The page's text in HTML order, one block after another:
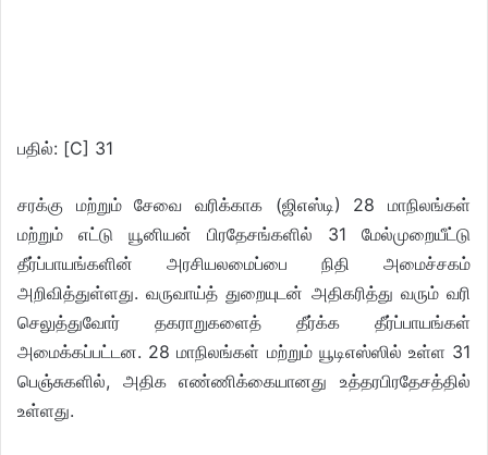
பதில்: [C] 31
சரக்கு மற்றும் சேவை வரிக்காக (ஜிஎஸ்டி) 28 மாநிலங்கள்
மற்றும் எட்டு யூனியன் பிரதேசங்களில் 31 மேல்முறையீட்டு
தீர்ப்பாயங்களின் அரசியலமைப்பை நிதி அமைச்சகம்
அறிவித்துள்ளது. வருவாய்த் துறையுடன் அதிகரித்து வரும் வரி
செலுத்துவோர் தகராறுகளைத் தீர்க்க தீர்ப்பாயங்கள்
அமைக்கப்பட்டன. 28 மாநிலங்கள் மற்றும் யூடிஎஸ்ஸில் உள்ள 31
பெஞ்சுகளில், அதிக எண்ணிக்கையானது உத்தரபிரதேசத்தில்
உள்ளது.